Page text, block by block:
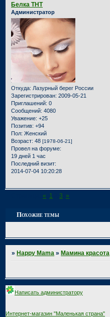
Белка ТНТ
Администратор
Откуда: Лазурный берег России
Зарегистрирован: 2009-05-21
Приглашений: 0
Сообщений: 4080
Уважение: +25
Позитив: +94
Пол: Женский
Возраст: 48 [1978-06-21]
Провел на форуме:
19 дней 1 час
Последний визит:
2014-07-04 10:20:28
Страница:« 1 3 »
Похожие темы
» Happy Mama » Мамина красота
Написать администратору
Интернет-магазин "Маленькая страна"